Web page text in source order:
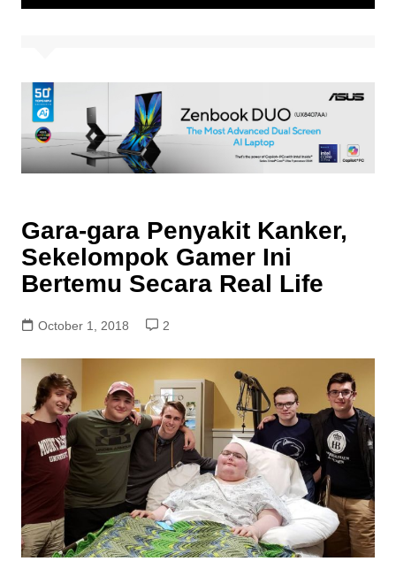
Gara-gara Penyakit Kanker,
Sekelompok Gamer Ini
Bertemu Secara Real Life
October 1, 2018 2